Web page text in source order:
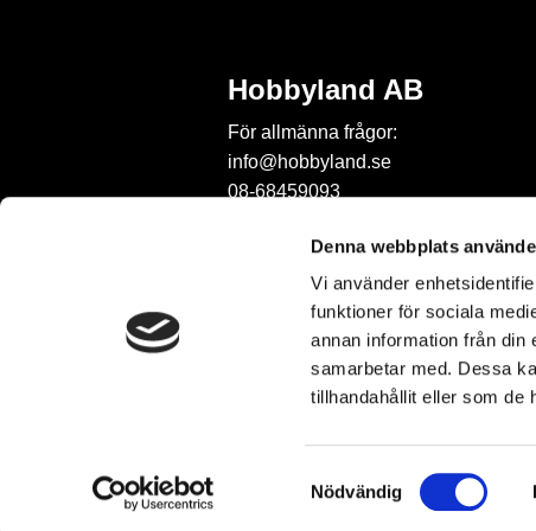
Denna webbplats
Vi använder
funktioner för sociala
annan information från din
samarbetar med. Dessa
tillhandahållit eller som de
a
Nödvändig
Hobbyland AB
För allmänna frågor:
info@hobbyland.se
08-68459093
order@hobbyland.se
08-68459093
vardagar mellan 9-11